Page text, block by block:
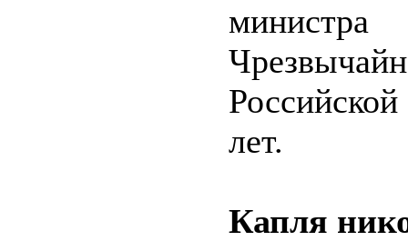
лет.
Капля